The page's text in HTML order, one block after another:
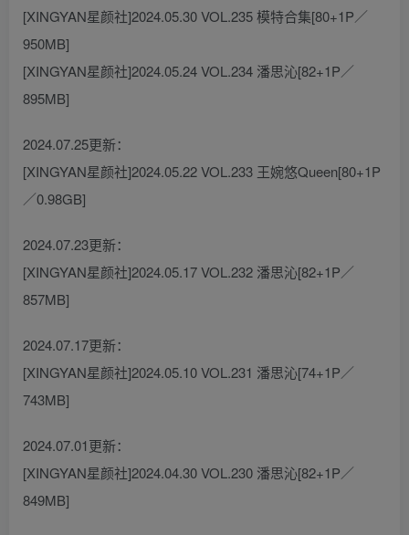
[XINGYAN星颜社]2024.05.30 VOL.235 模特合集[80+1P／
950MB]
[XINGYAN星颜社]2024.05.24 VOL.234 潘思沁[82+1P／
895MB]
2024.07.25更新：
[XINGYAN星颜社]2024.05.22 VOL.233 王婉悠Queen[80+1P
／0.98GB]
2024.07.23更新：
[XINGYAN星颜社]2024.05.17 VOL.232 潘思沁[82+1P／
857MB]
2024.07.17更新：
[XINGYAN星颜社]2024.05.10 VOL.231 潘思沁[74+1P／
743MB]
2024.07.01更新：
[XINGYAN星颜社]2024.04.30 VOL.230 潘思沁[82+1P／
849MB]